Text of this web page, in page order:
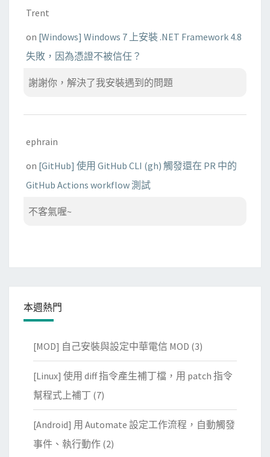
Trent
on [Windows] Windows 7 上安裝 .NET Framework 4.8
失敗，因為憑證不被信任？
謝謝你，解決了我安裝遇到的問題
ephrain
on [GitHub] 使用 GitHub CLI (gh) 觸發還在 PR 中的
GitHub Actions workflow 測試
不客氣喔~
本週熱門
[MOD] 自己安裝與設定中華電信 MOD (3)
[Linux] 使用 diff 指令產生補丁檔，用 patch 指令
幫程式上補丁 (7)
[Android] 用 Automate 設定工作流程，自動觸發
事件、執行動作 (2)